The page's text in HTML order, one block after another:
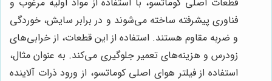
فناوری پیشرفته ساخته می‌شوند و در برابر سایش، خوردگی
و ضربه مقاوم هستند. استفاده از این قطعات، از خرابی‌های
زودرس و هزینه‌های تعمیر جلوگیری می‌کند. به عنوان مثال،
استفاده از فیلتر هوای اصلی کوماتسو، از ورود ذرات آلاینده